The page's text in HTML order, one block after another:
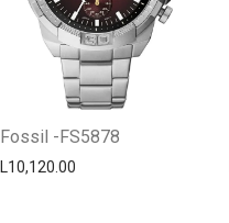
Fossil -FS5878
L10,120.00